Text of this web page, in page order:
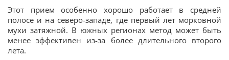
Этот прием особенно хорошо работает в средней
полосе и на северо-западе, где первый лет морковной
мухи затяжной. В южных регионах метод может быть
менее эффективен из-за более длительного второго
лета.